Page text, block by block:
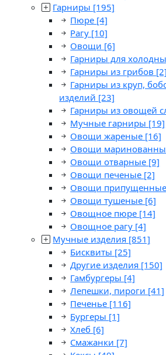
Гарниры [195]
Пюре [4]
Рагу [10]
Овощи [6]
Гарниры для
Гарниры из грибов [2]
Гарниры из круп,
изделий [23]
Гарниры из овощей
Мучные гарниры [19]
Овощи жареные [16]
Овощи
Овощи отварные [9]
Овощи печеные [2]
Овощи припущенные
Овощи тушеные [6]
Овощное пюре [14]
Овощное рагу [4]
Мучные изделия [851]
Бисквиты [25]
Другие изделия [150]
Гамбургеры [4]
Лепешки, пироги [41]
Печенье [116]
Бургеры [1]
Хлеб [6]
Смажанки [7]